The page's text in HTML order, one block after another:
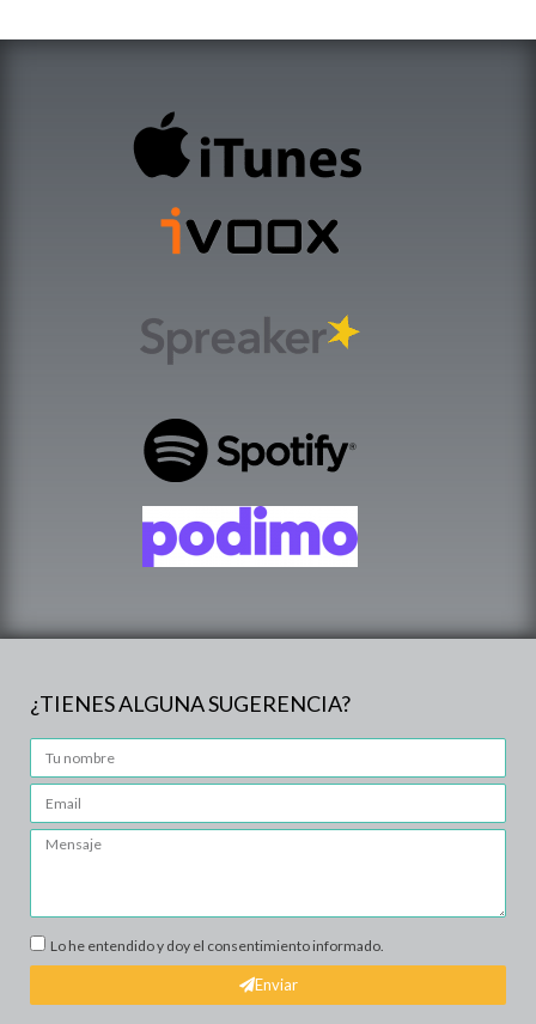
¿TIENES ALGUNA SUGERENCIA?
Lo he entendido y doy el consentimiento informado.
Enviar